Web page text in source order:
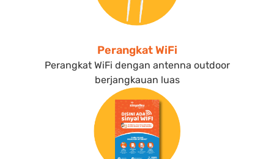
Perangkat WiFi
Perangkat WiFi dengan antenna outdoor
berjangkauan luas